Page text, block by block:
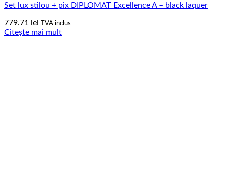
Set lux stilou + pix DIPLOMAT Excellence A – black laquer
779.71 lei TVA inclus
Citește mai mult